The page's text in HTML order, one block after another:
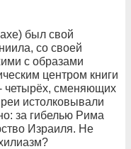
был свой
со своей
с образами
центром книги
четырёх, сменяющих
истолковывали
за гибелью Рима
Израиля. Не